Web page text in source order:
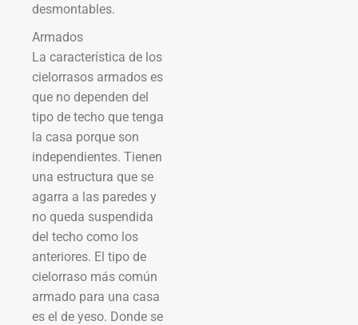
desmontables.
Armados
La característica de los
cielorrasos armados es
que no dependen del
tipo de techo que tenga
la casa porque son
independientes. Tienen
una estructura que se
agarra a las paredes y
no queda suspendida
del techo como los
anteriores. El tipo de
cielorraso más común
armado para una casa
es el de yeso. Donde se